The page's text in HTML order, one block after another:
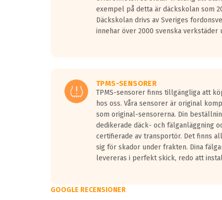
Vid körning i över 50km/h brukar
På däckmärkningen kommer det finnas en
medans de vita vågorna påvisar om det är ett tyst
Ett däck med tre svarta vågor uppnår de
exempel på detta är däckskolan som
Däckskolan drivs av Sveriges
innehar över 2000 svenska verkstäder
TPMS-SENSORER
TPMS-sensorer finns tillgängliga att
hos oss. Våra sensorer är original
som original-sensorerna. Din
dedikerade däck- och fälganläggning
certifierade av transportör. Det finns
sig för skador under frakten. Dina
levereras i perfekt skick, redo att
GOOGLE RECENSIONER